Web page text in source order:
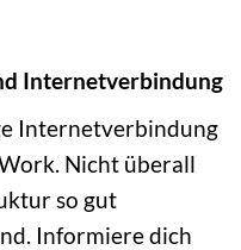
Internetverbindung
Internetverbindung
Nicht überall
so gut
Informiere dich